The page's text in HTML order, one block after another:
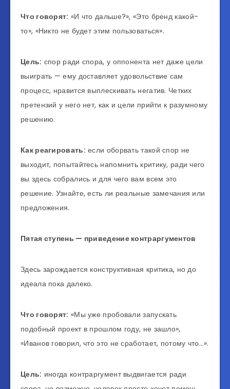
Что говорят: «И что дальше?», «Это бренд какой-
то», «Никто не будет этим пользоваться».
Цель: спор ради спора, у оппонента нет даже цели
выиграть — ему доставляет удовольствие сам
процесс, нравится выплескивать негатив. Четких
претензий у него нет, как и цели прийти к разумному
решению.
Как реагировать: если оборвать такой спор не
выходит, попытайтесь напомнить критику, ради чего
вы здесь собрались и для чего вам всем это
решение. Узнайте, есть ли реальные замечания или
предложения.
Пятая ступень — приведение контраргументов
Здесь зарождается конструктивная критика, но до
идеала пока далеко.
Что говорят: «Мы уже пробовали запускать
подобный проект в прошлом году, не зашло»,
«Иванов говорил, что это не сработает, потому что…».
Цель: иногда контраргумент выдвигается ради